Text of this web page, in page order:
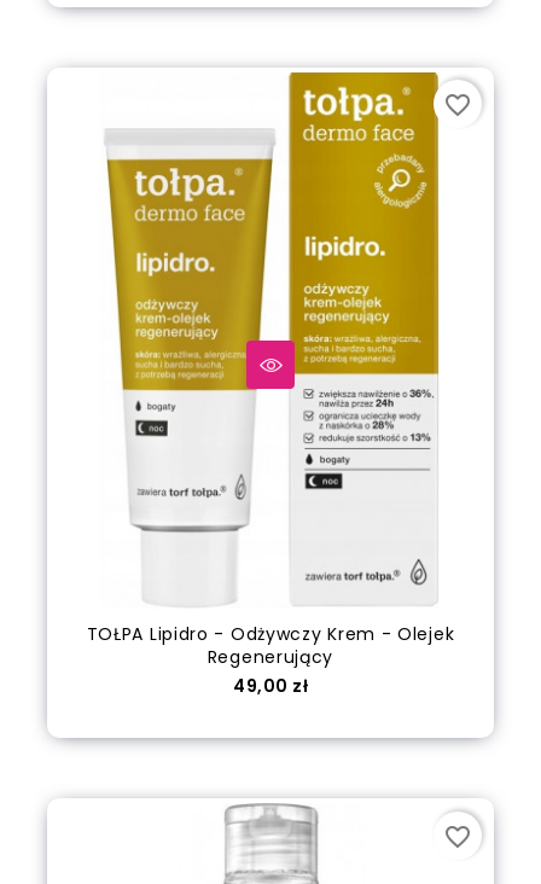
TOŁPA Lipidro - Odżywczy Krem - Olejek
Regenerujący
Cena
49,00 zł
favorite_border
favorite_border